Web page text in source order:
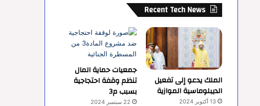
Recent Tech News
الملك يدعو إلى تفعيل
الديبلوماسية الموازية
13 أكتوبر 2024
جمعيات حماية المال
تنظم وقفة احتجاجية
بسبب م3
22 سبتمبر 2024